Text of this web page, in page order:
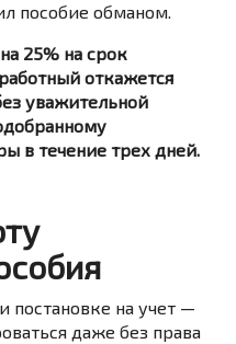
пособие обманом.
25% на срок
откажется
уважительной
в течение трех дней.
постановке на учет —
даже без права